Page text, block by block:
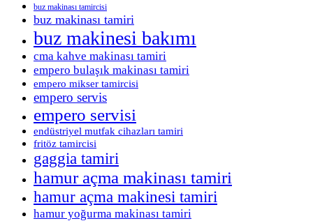
buz makinası tamircisi
buz makinası tamiri
buz makinesi bakımı
cma kahve makinası tamiri
empero bulaşık makinası tamiri
empero mikser tamircisi
empero servis
empero servisi
endüstriyel mutfak cihazları tamiri
fritöz tamircisi
gaggia tamiri
hamur açma makinası tamiri
hamur açma makinesi tamiri
hamur yoğurma makinası tamiri